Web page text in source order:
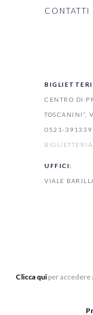
CONTATTI
CENTRO DI
TOSCANINI”,
0521-391339
UFFICI:
VIALE
Clicca quiper accedere